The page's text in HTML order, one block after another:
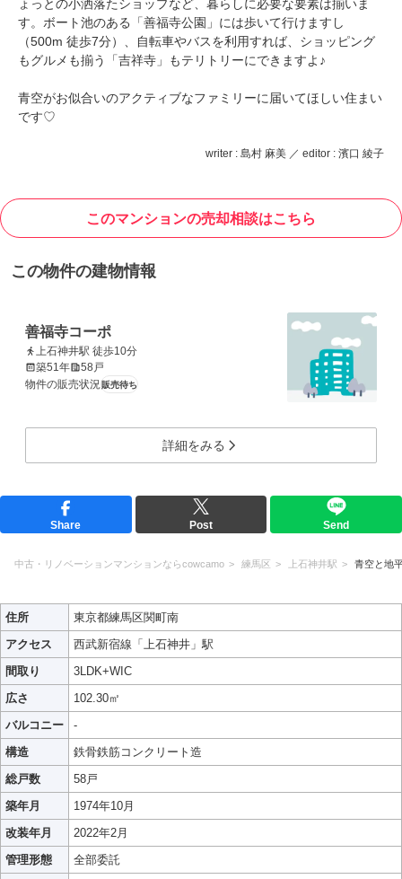
ょっとの小洒落たショップなど、暮らしに必要な要素は揃いま
す。ボート池のある「善福寺公園」には歩いて行けますし
（500m 徒歩7分）、自転車やバスを利用すれば、ショッピング
もグルメも揃う「吉祥寺」もテリトリーにできますよ♪
青空がお似合いのアクティブなファミリーに届いてほしい住まい
です♡
writer : 島村 麻美 ／ editor : 濱口 綾子
このマンションの売却相談はこちら
この物件の建物情報
善福寺コーポ
上石神井駅 徒歩10分
築51年
58戸
物件の販売状況販売待ち
詳細をみる
Share Post Send
中古・リノベーションマンションならcowcamo 練馬区 上石神井駅 青空と地
住所
東京都練馬区関町南
アクセス
西武新宿線「上石神井」駅
間取り
3LDK+WIC
広さ
102.30㎡
バルコニー
-
構造
鉄骨鉄筋コンクリート造
総戸数
58戸
築年月
1974年10月
改装年月
2022年2月
管理形態
全部委託